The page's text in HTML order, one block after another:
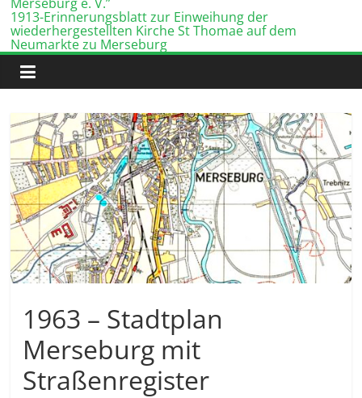
1913-Erinnerungsblatt zur Einweihung der
wiederhergestellten Kirche St Thomae auf dem
Neumarkte zu Merseburg
1963 – Stadtplan
Merseburg mit
Straßenregister